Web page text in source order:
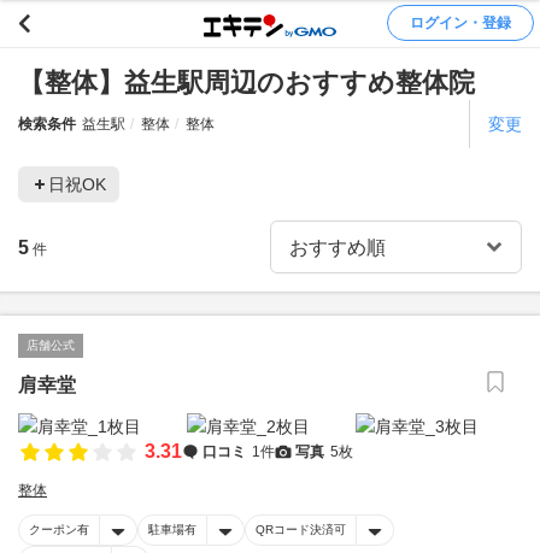
ログイン・登録
【整体】益生駅周辺のおすすめ整体院
検索条件 益生駅 整体 整体 変更
日祝OK
5 件
店舗公式
肩幸堂
3.31 口コミ 1件 写真 5枚
整体
クーポン有 駐車場有 QRコード決済可